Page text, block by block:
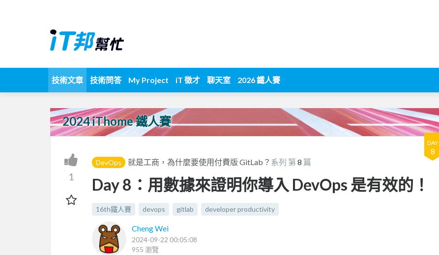
技術文章 技術問答 My Project iT 徵才 聊天室 2026 鐵人賽
2024 iThome 鐵人賽
DAY
8
1
DevOps 就是工商，為什麼要使用付費版 GitLab？ 系列 第8 篇
Day 8：用數據來證明你導入 DevOps 是有效的！
16th鐵人賽 devops gitlab developer productivity
Cheng Wei
2024-09-22 00:05:08
955 瀏覽